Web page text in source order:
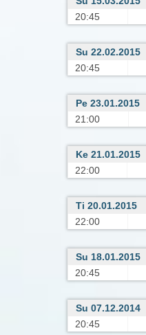
20:45
Su 22.02.2015
20:45
Pe 23.01.2015
21:00
Ke 21.01.2015
22:00
Ti 20.01.2015
22:00
Su 18.01.2015
20:45
Su 07.12.2014
20:45